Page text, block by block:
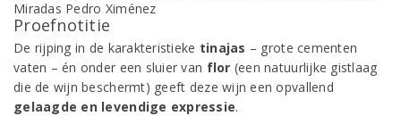
Proefnotitie
De rijping in de karakteristieke tinajas – grote cementen
vaten – én onder een sluier van flor (een natuurlijke gistlaag
die de wijn beschermt) geeft deze wijn een opvallend
gelaagde en levendige expressie.